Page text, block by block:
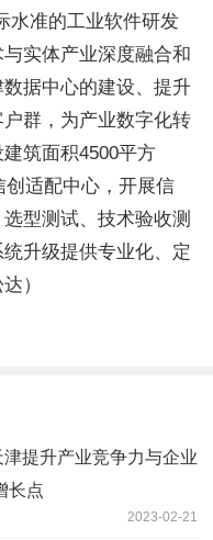
水准的工业软件研发
实体产业深度融合和
据中心的建设、提升
群，为产业数字化转
筑面积4500平方
创适配中心，开展信
型测试、技术验收测
升级提供专业化、定
）
提升产业竞争力与企业
长点
2023-02-21